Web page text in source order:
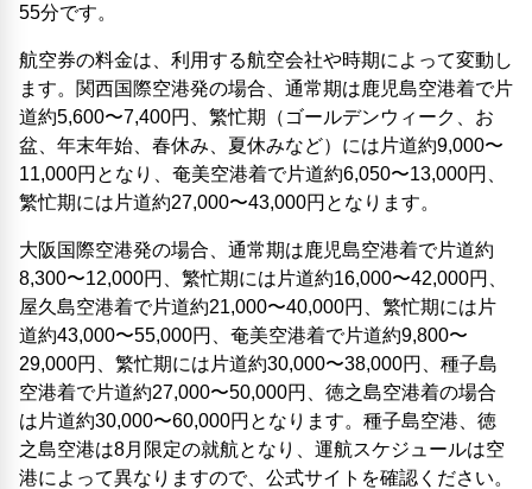
55分です。
航空券の料金は、利用する航空会社や時期によって変動し
ます。関西国際空港発の場合、通常期は鹿児島空港着で片
道約5,600〜7,400円、繁忙期（ゴールデンウィーク、お
盆、年末年始、春休み、夏休みなど）には片道約9,000〜
11,000円となり、奄美空港着で片道約6,050〜13,000円、
繁忙期には片道約27,000〜43,000円となります。
大阪国際空港発の場合、通常期は鹿児島空港着で片道約
8,300〜12,000円、繁忙期には片道約16,000〜42,000円、
屋久島空港着で片道約21,000〜40,000円、繁忙期には片
道約43,000〜55,000円、奄美空港着で片道約9,800〜
29,000円、繁忙期には片道約30,000〜38,000円、種子島
空港着で片道約27,000〜50,000円、徳之島空港着の場合
は片道約30,000〜60,000円となります。種子島空港、徳
之島空港は8月限定の就航となり、運航スケジュールは空
港によって異なりますので、公式サイトを確認ください。